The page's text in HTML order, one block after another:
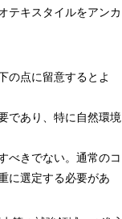
テキスタイルをアンカ
の点に留意するとよ
であり、特に自然環境
べきでない。通常のコ
に選定する必要があ